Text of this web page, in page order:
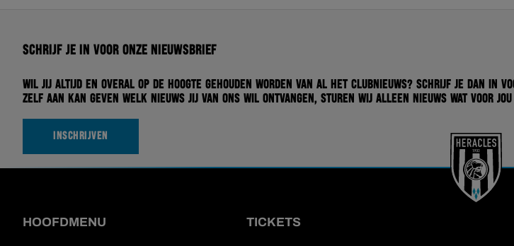
Schrijf je in voor onze nieuwsbrief
Wil jij altijd en overal op de hoogte gehouden worden van al het clubnieuws? Schrijf je dan in
zelf aan kan geven welk nieuws jij van ons wil ontvangen, sturen wij alleen nieuws wat voor
INSCHRIJVEN
HOOFDMENU TICKETS